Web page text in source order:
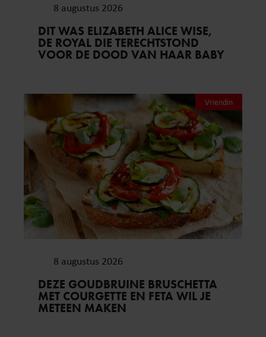
8 augustus 2026
DIT WAS ELIZABETH ALICE WISE,
DE ROYAL DIE TERECHTSTOND
VOOR DE DOOD VAN HAAR BABY
Vriendin
8 augustus 2026
DEZE GOUDBRUINE BRUSCHETTA
MET COURGETTE EN FETA WIL JE
METEEN MAKEN